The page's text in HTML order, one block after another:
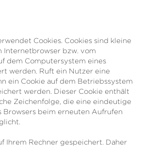
Cookies. Cookies sind kleine
Internetbrowser bzw. vom
dem Computersystem eines
werden. Ruft ein Nutzer eine
ein Cookie auf dem Betriebssystem
werden. Dieser Cookie enthält
Zeichenfolge, die eine eindeutige
Browsers beim erneuten Aufrufen
Ihrem Rechner gespeichert. Daher